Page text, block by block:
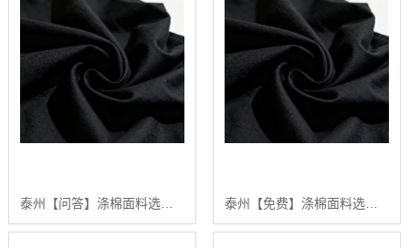
泰州【问答】涤棉面料选购指南：2024年【高性价比】涤棉面料供应商排行【哪家好?】 泰州【免费】涤棉面料选购指南：2024年五大高品质涤棉面料推荐【深度解析】【什么意思?】